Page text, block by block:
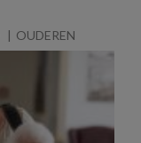
OUDEREN